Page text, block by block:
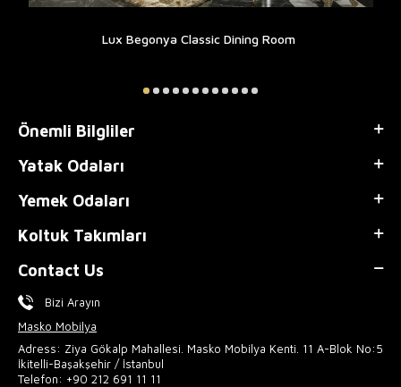
Lux Begonya Classic Dining Room
Önemli Bilgliler
Yatak Odaları
Yemek Odaları
Koltuk Takımları
Contact Us
Bizi Arayın
Masko Mobilya
Adress: Ziya Gökalp Mahallesi. Masko Mobilya Kenti. 11 A-Blok No:5
İkitelli-Başakşehir / İstanbul
Telefon: +90 212 691 11 11